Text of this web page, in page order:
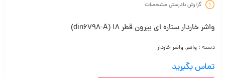
گزارش نادرستی مشخصات
واشر خاردار ستاره ای بیرون قطر 18 (din6798-A)
دسته : واشر,واشر خاردار
تماس بگیرید